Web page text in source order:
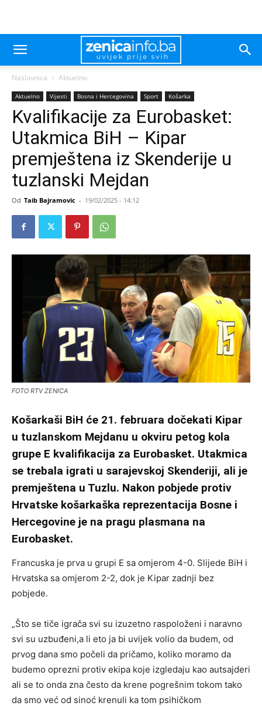
Naslovnica Aktuelno
Aktuelno Vijesti Bosna i Hercegovina Sport Košarka
Kvalifikacije za Eurobasket:
Utakmica BiH – Kipar
premještena iz Skenderije u
tuzlanski Mejdan
Od Taib Bajramovic - 19/02/2025 - 14:12
FOTO RTV ZENICA
Košarkaši BiH će 21. februara dočekati Kipar
u tuzlanskom Mejdanu u okviru petog kola
grupe E kvalifikacija za Eurobasket. Utakmica
se trebala igrati u sarajevskoj Skenderiji, ali je
premještena u Tuzlu. Nakon pobjede protiv
Hrvatske košarkaška reprezentacija Bosne i
Hercegovine je na pragu plasmana na
Eurobasket.
Francuska je prva u grupi E sa omjerom 4-0. Slijede BiH i
Hrvatska sa omjerom 2-2, dok je Kipar zadnji bez
pobjede.
„Što se tiče igrača svi su izuzetno raspoloženi i naravno
svi su uzbuđeni,a li eto ja bi uvijek volio da budem, od
prvog dana smo počeli da pričamo, koliko moramo da
budemo oprezni protiv ekipa koje izgledaju kao autsajderi
ali se to onda zna često da krene pogrešnim tokom tako
da smo već od sinoć krenuli ka tom psihičkom